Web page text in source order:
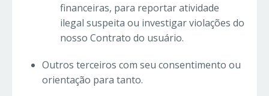
financeiras, para reportar atividade
ilegal suspeita ou investigar violações do
nosso Contrato do usuário.
Outros terceiros com seu consentimento ou
orientação para tanto.